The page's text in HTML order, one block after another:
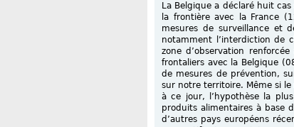
La Belgique a déclaré huit
la frontière avec la France
mesures de surveillance et
notamment l’interdiction de
zone d’observation
frontaliers avec la Belgique
de mesures de prévention,
sur notre territoire. Même si
à ce jour, l’hypothèse la
produits alimentaires à base
d’autres pays européens